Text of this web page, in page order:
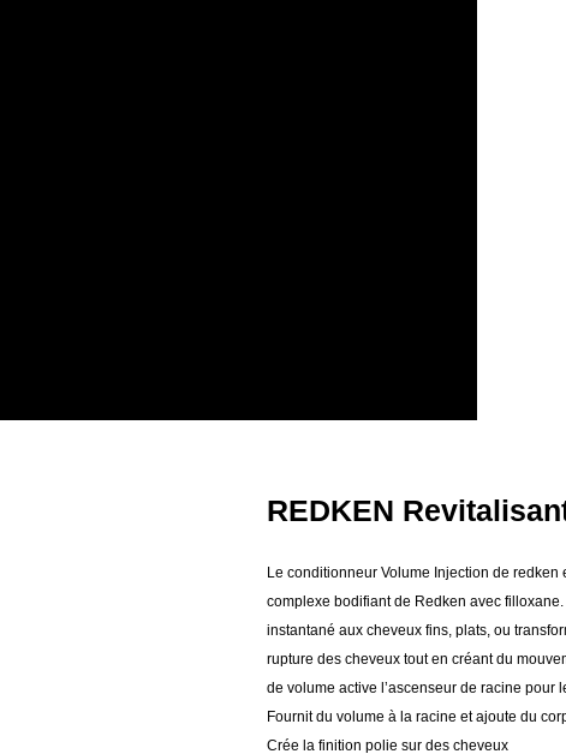
REDKEN
Le conditionneur Volume Injection de
complexe bodifiant de Redken avec
instantané aux cheveux fins, plats, ou
rupture des cheveux tout en créant du
de volume active l’ascenseur de racine pour
Fournit du volume à la racine et ajoute du
Crée la finition polie sur des cheveux